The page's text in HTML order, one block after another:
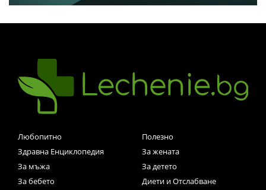
Любопитно
Полезно
Здравна Енциклопедия
За жената
За мъжа
За детето
За бебето
Диети и Отслабване